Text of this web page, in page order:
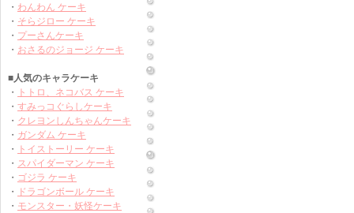
・ わんわん ケーキ
・ そらジロー ケーキ
・ プーさんケーキ
・ おさるのジョージ ケーキ
■人気のキャラケーキ
・
トトロ、ネコバス ケーキ
・ すみっコぐらしケーキ
・ クレヨンしんちゃんケーキ
・ ガンダム ケーキ
・
トイストーリー ケーキ
・ スパイダーマン ケーキ
・ ゴジラ ケーキ
・
ドラゴンボール ケーキ
・ モンスター・妖怪ケーキ